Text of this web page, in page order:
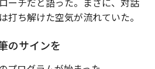
打ち解けた空気が流れていた。
のサインを